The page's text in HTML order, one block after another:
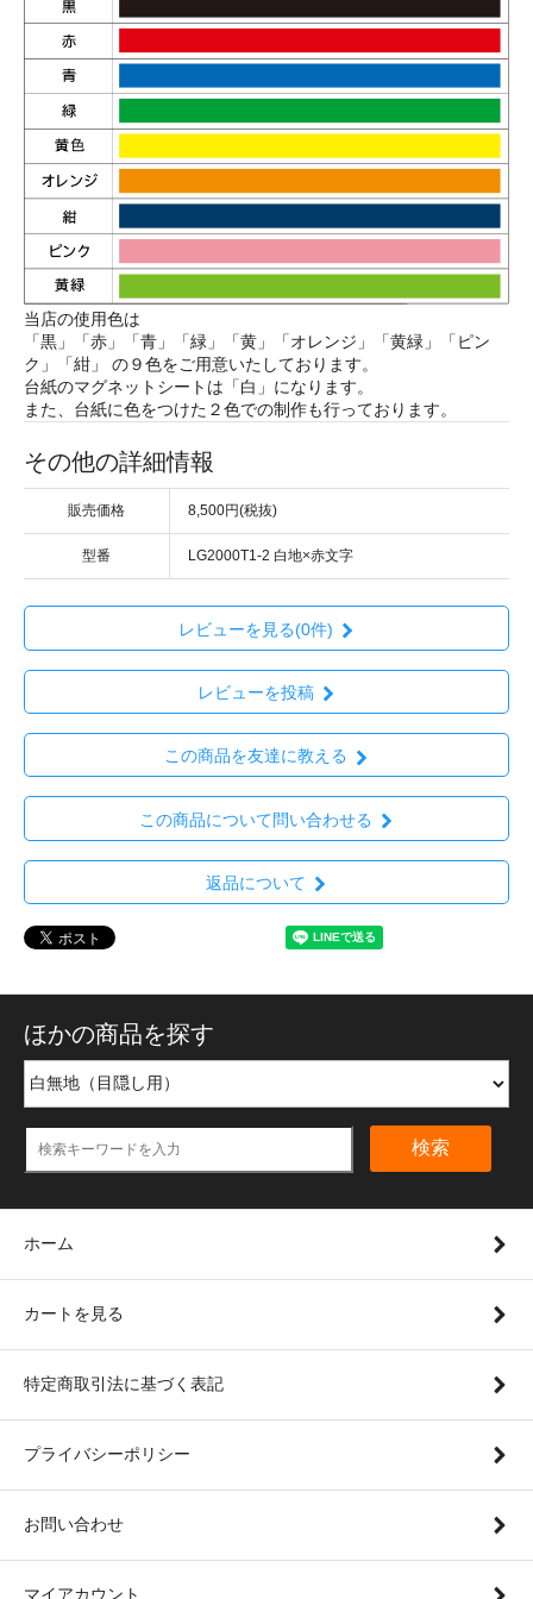
当店の使用色は
「黒」「赤」「青」「緑」「黄」「オレンジ」「黄緑」「ピン
ク」「紺」 の９色をご用意いたしております。
台紙のマグネットシートは「白」になります。
また、台紙に色をつけた２色での制作も行っております。
その他の詳細情報
販売価格 8,500円(税抜)
型番 LG2000T1-2 白地×赤文字
レビューを見る(0件)
レビューを投稿
この商品を友達に教える
この商品について問い合わせる
返品について
ほかの商品を探す
検索
ホーム
カートを見る
特定商取引法に基づく表記
プライバシーポリシー
お問い合わせ
マイアカウント